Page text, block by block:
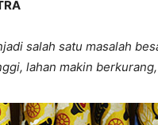
salah satu masalah
lahan makin